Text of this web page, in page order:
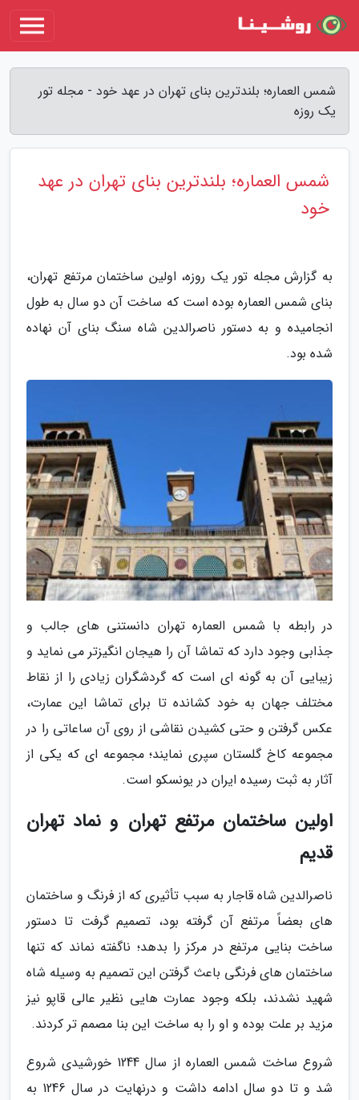
شمس العماره؛ بلندترین بنای تهران در عهد خود - مجله تور
یک روزه
شمس العماره؛ بلندترین بنای تهران در عهد
خود
به گزارش مجله تور یک روزه، اولین ساختمان مرتفع تهران،
بنای شمس العماره بوده است که ساخت آن دو سال به طول
انجامیده و به دستور ناصرالدین شاه سنگ بنای آن نهاده
شده بود.
در رابطه با شمس العماره تهران دانستنی های جالب و
جذابی وجود دارد که تماشا آن را هیجان انگیزتر می نماید و
زیبایی آن به گونه ای است که گردشگران زیادی را از نقاط
مختلف جهان به خود کشانده تا برای تماشا این عمارت،
عکس گرفتن و حتی کشیدن نقاشی از روی آن ساعاتی را در
مجموعه کاخ گلستان سپری نمایند؛ مجموعه ای که یکی از
آثار به ثبت رسیده ایران در یونسکو است.
اولین ساختمان مرتفع تهران و نماد تهران
قدیم
ناصرالدین شاه قاجار به سبب تأثیری که از فرنگ و ساختمان
های بعضاً مرتفع آن گرفته بود، تصمیم گرفت تا دستور
ساخت بنایی مرتفع در مرکز را بدهد؛ ناگفته نماند که تنها
ساختمان های فرنگی باعث گرفتن این تصمیم به وسیله شاه
شهید نشدند، بلکه وجود عمارت هایی نظیر عالی قاپو نیز
مزید بر علت بوده و او را به ساخت این بنا مصمم تر کردند.
شروع ساخت شمس العماره از سال 1244 خورشیدی شروع
شد و تا دو سال ادامه داشت و درنهایت در سال 1246 به